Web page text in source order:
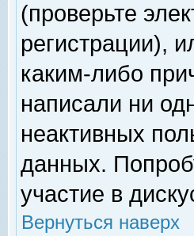
(проверьте
регистрации),
каким-либо
написали ни
неактивных
данных.
участие в
Вернуться наверх